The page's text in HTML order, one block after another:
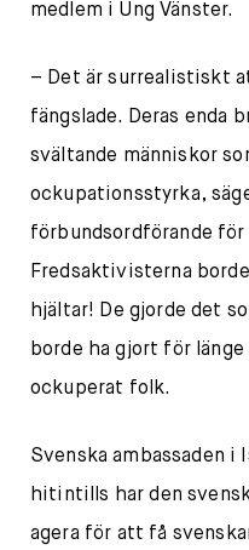
medlem i Ung Vänster.
– Det är surrealistiskt
fängslade. Deras enda
svältande människor
ockupationsstyrka,
förbundsordförande för
Fredsaktivisterna
hjältar! De gjorde det
borde ha gjort för
ockuperat folk.
Svenska ambassaden i
hitintills har den
agera för att få